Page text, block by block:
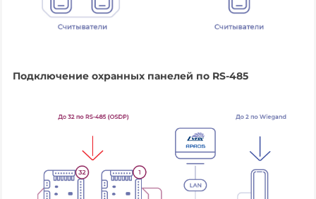
Подключение охранных панелей по RS-485